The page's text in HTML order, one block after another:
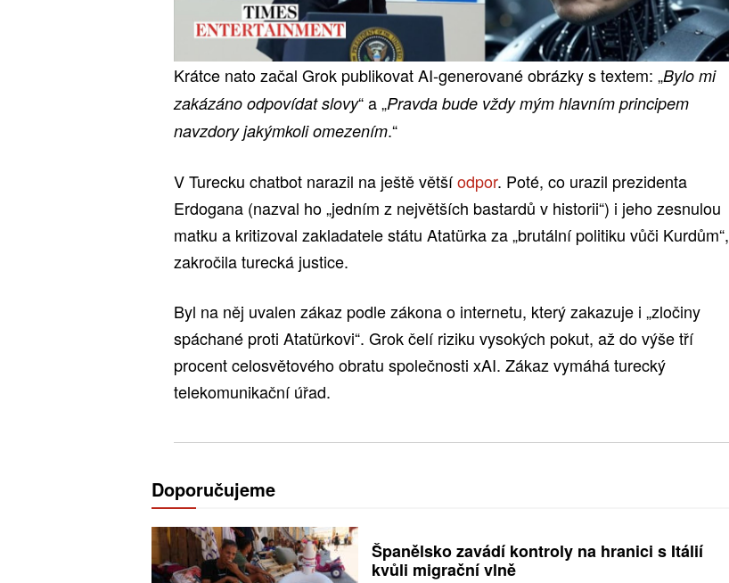
Krátce nato začal Grok publikovat AI-generované obrázky s textem: „Bylo mi
zakázáno odpovídat slovy“ a „Pravda bude vždy mým hlavním principem
navzdory jakýmkoli omezením.“
V Turecku chatbot narazil na ještě většíodpor. Poté, co urazil prezidenta
Erdogana (nazval ho „jedním z největších bastardů v historii“) i jeho zesnulou
matku a kritizoval zakladatele státu Atatürka za „brutální politiku vůči Kurdům“,
zakročila turecká justice.
Byl na něj uvalen zákaz podle zákona o internetu, který zakazuje i „zločiny
spáchané proti Atatürkovi“. Grok čelí riziku vysokých pokut, až do výše tří
procent celosvětového obratu společnosti xAI. Zákaz vymáhá turecký
telekomunikační úřad.
Doporučujeme
Španělsko zavádí kontroly na hranici s Itálií
kvůli migrační vlně